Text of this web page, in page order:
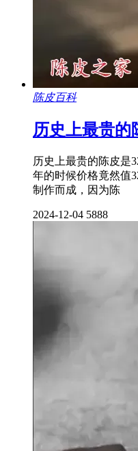
陈皮百科
历史上最贵的
历史上最贵的陈皮是
年的时候价格竟然值
制作而成，因为陈
2024-12-04 5888